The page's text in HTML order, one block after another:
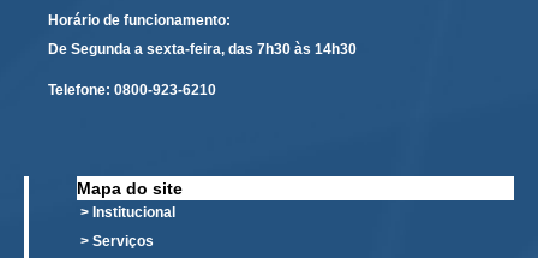
Governança das Contratações Obras
Assessoria de Governança de Gestão de Pessoas
Sites Institucionais
Horário de funcionamento:
De Segunda a sexta-feira, das 7h30 às 14h30
Telefone: 0800-923-6210
Mapa do site
> Institucional
> Serviços